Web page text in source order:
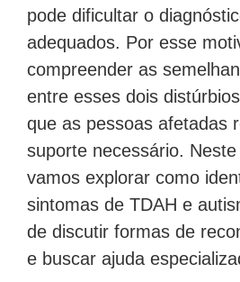
pode dificultar o
adequados. Por esse
compreender as
entre esses dois
que as pessoas afetadas
suporte necessário.
vamos explorar como
sintomas de TDAH e
de discutir formas de
e buscar ajuda